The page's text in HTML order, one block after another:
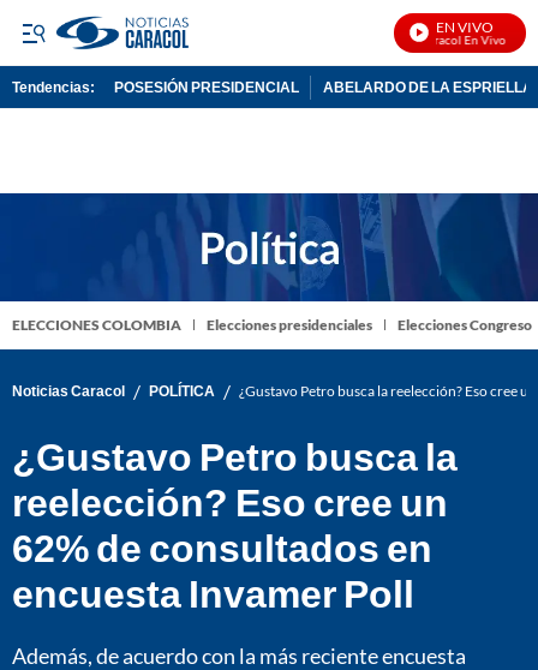
EN VIVO
Noticias Caracol En Vivo
Tendencias: POSESIÓN PRESIDENCIAL ABELARDO DE LA ESPRIELLA
ELECCIONES COLOMBIA Elecciones presidenciales Elecciones Congreso
Noticias Caracol / POLÍTICA / ¿Gustavo Petro busca la reelección? Eso cree
¿Gustavo Petro busca la
reelección? Eso cree un
62% de consultados en
encuesta Invamer Poll
Además, de acuerdo con la más reciente encuesta